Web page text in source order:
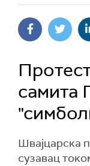
самита
Швајцарска
сузавац